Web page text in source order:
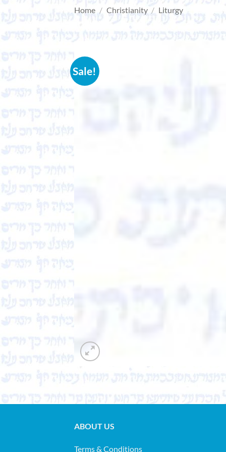
Home / Christianity / Liturgy
Sale!
ABOUT US
Terms & Conditions